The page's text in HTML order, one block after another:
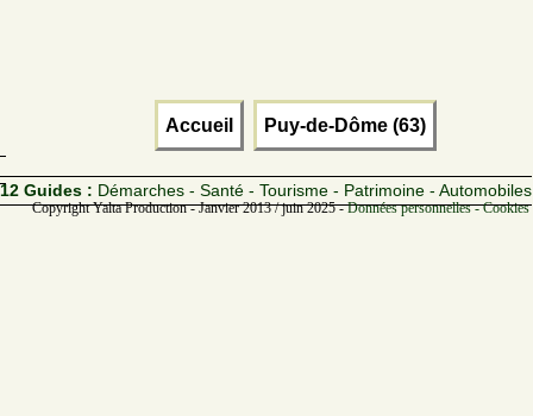
Accueil Puy-de-Dôme (63)
12 Guides : Démarches - Santé - Tourisme - Patrimoine - Automobiles
Copyright Yalta Production - Janvier 2013 / juin 2025 -Données personnelles -